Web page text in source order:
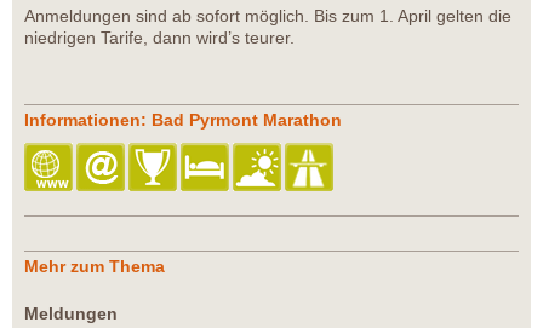
Anmeldungen sind ab sofort möglich. Bis zum 1. April gelten die
niedrigen Tarife, dann wird’s teurer.
Informationen: Bad Pyrmont Marathon
Mehr zum Thema
Meldungen